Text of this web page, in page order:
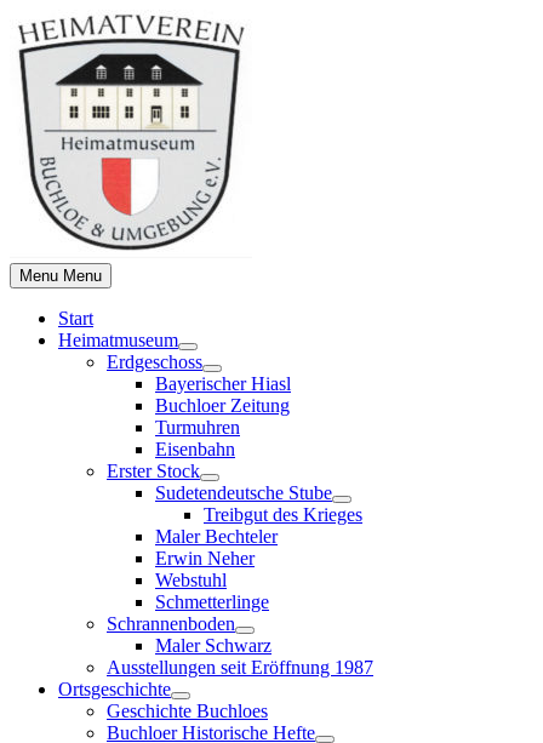
Skip
to
content
Menu Menu
Start
Heimatmuseum
Show
sub
menu
Erdgeschoss
Show
sub
menu
Bayerischer Hiasl
Buchloer Zeitung
Turmuhren
Eisenbahn
Erster Stock
Show
sub
menu
Sudetendeutsche Stube
Show
sub
Treibgut des Krieges
Maler Bechteler
Erwin Neher
Webstuhl
Schmetterlinge
Schrannenboden
Show
sub
menu
Maler Schwarz
Ausstellungen seit Eröffnung 1987
Ortsgeschichte
Show
sub
Geschichte Buchloes
Buchloer Historische Hefte